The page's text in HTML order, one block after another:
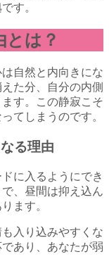
す。
とは？
自然と内向きにな
た分、自分の内側
す。この静寂こそ
てしまうのです。
る理由
に入るようにでき
、昼間は抑え込ん
ます。
入り込みやすくな
あり、あなたが弱